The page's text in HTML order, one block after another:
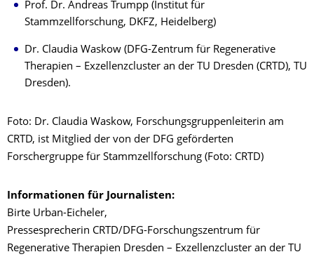
Prof. Dr. Andreas Trumpp (Institut für
Stammzellforschung, DKFZ, Heidelberg)
Dr. Claudia Waskow (DFG-Zentrum für Regenerative
Therapien – Exzellenzcluster an der TU Dresden (CRTD), TU
Dresden).
Foto: Dr. Claudia Waskow, Forschungsgruppenleiterin am
CRTD, ist Mitglied der von der DFG geförderten
Forschergruppe für Stammzellforschung (Foto: CRTD)
Informationen für Journalisten:
Birte Urban-Eicheler,
Pressesprecherin CRTD/DFG-Forschungszentrum für
Regenerative Therapien Dresden – Exzellenzcluster an der TU